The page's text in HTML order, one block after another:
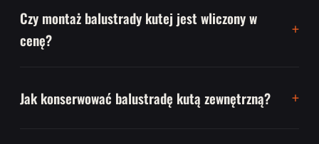
Czy montaż balustrady kutej jest wliczony w
cenę?
Jak konserwować balustradę kutą zewnętrzną?